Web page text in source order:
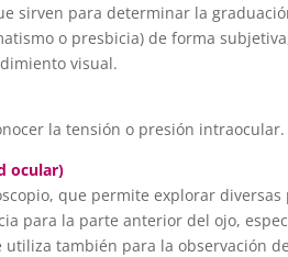
sirven para determinar la
o presbicia) de forma
visual.
la tensión o presión intraocular.
ocular)
que permite explorar diversas
para la parte anterior del ojo,
utiliza también para la observación